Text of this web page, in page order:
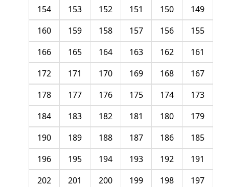
149
150
151
152
153
154
155
156
157
158
159
160
161
162
163
164
165
166
167
168
169
170
171
172
173
174
175
176
177
178
179
180
181
182
183
184
185
186
187
188
189
190
191
192
193
194
195
196
197
198
199
200
201
202